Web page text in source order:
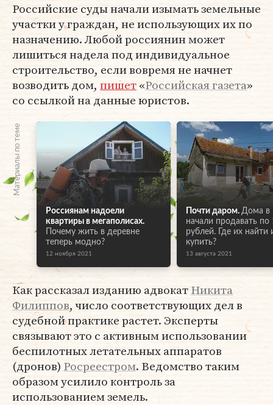
Российские суды начали изымать земельные
участки у граждан, не использующих их по
назначению. Любой россиянин может
лишиться надела под индивидуальное
строительство, если вовремя не начнет
возводить дом, пишет«Российская газета»
со ссылкой на данные юристов.
Материалы по теме
Россиянам надоели
квартиры в мегаполисах.
Почему жить в деревне
теперь модно?
12 ноября 2021
Почти даром. Дома в
начали продавать по
рублей. Где их найти
купить?
13 августа 2021
Как рассказал изданию адвокатНикита
Филиппов, число соответствующих дел в
судебной практике растет. Эксперты
связывают это с активным использовании
беспилотных летательных аппаратов
(дронов) Росреестром. Ведомство таким
образом усилило контроль за
использованием земель.